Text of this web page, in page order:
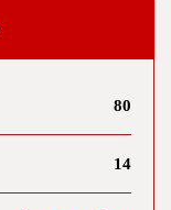
80
14